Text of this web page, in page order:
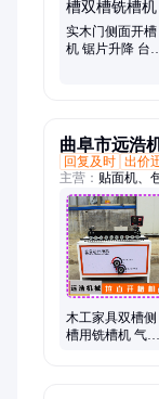
火门冷压机、模
机、pvc膜覆膜
实木门侧面开槽
机 锯片升降 台
曲阜市远浩
回复及时 出价
主营： 贴面机、
胶机、分切机
木工家具双槽侧
槽用铣槽机 气动